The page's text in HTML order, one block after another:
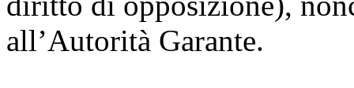
all’Autorità Garante.